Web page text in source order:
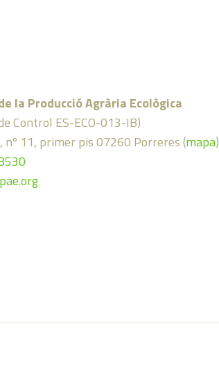
la Producció Agrària Ecològica
Control ES-ECO-013-IB)
nº 11, primer pis 07260 Porreres (mapa)